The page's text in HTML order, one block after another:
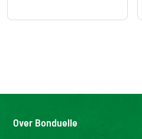
Over Bonduelle